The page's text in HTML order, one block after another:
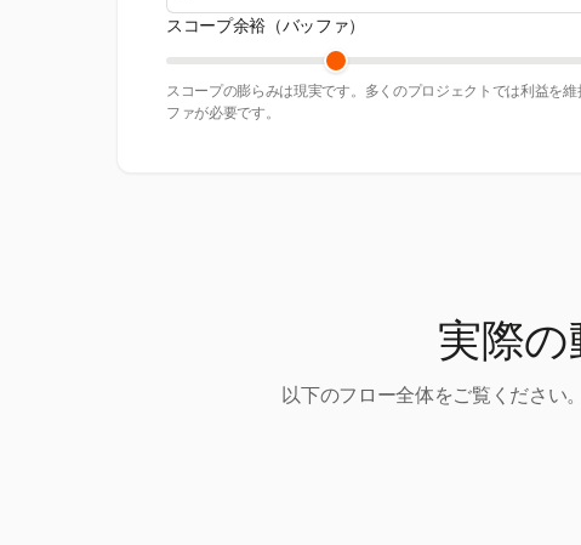
スコープ余裕（バッファ）
スコープの膨らみは現実です。多くのプロジェクトでは利益を
ファが必要です。
実際
以下のフロー全体をご覧ください